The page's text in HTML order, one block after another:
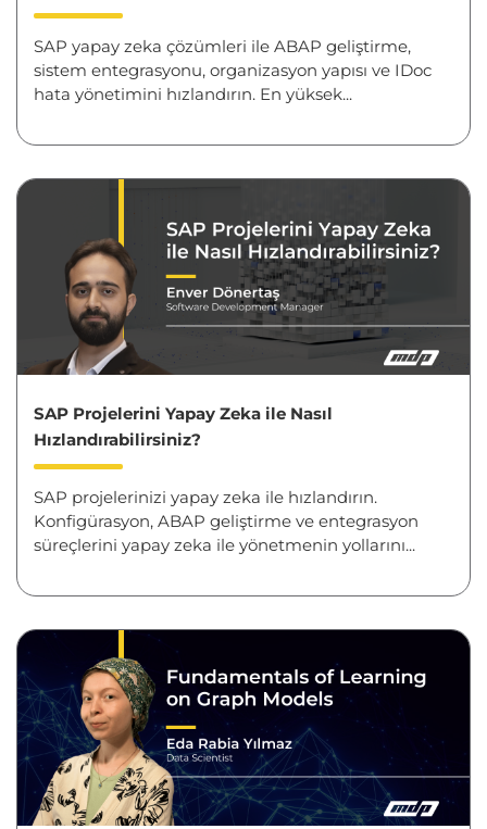
SAP yapay zeka çözümleri ile ABAP geliştirme,
sistem entegrasyonu, organizasyon yapısı ve IDoc
hata yönetimini hızlandırın. En yüksek...
SAP Projelerini Yapay Zeka ile Nasıl
Hızlandırabilirsiniz?
SAP projelerinizi yapay zeka ile hızlandırın.
Konfigürasyon, ABAP geliştirme ve entegrasyon
süreçlerini yapay zeka ile yönetmenin yollarını...